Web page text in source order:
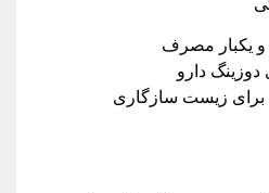
و یکبار مصرف
دوزینگ دارو
برای زیست سازگاری